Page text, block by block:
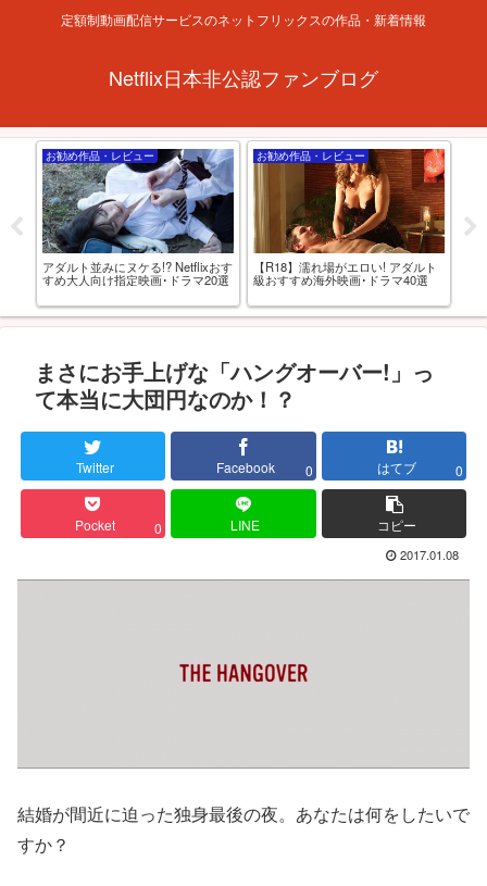
定額制動画配信サービスのネットフリックスの作品・新着情報
Netflix日本非公認ファンブログ
お勧め作品・レビュー
アダルト並みにヌケる!? Netflixおす
すめ大人向け指定映画･ドラマ20選
お勧め作品・レビュー
【R18】濡れ場がエロい! アダルト
級おすすめ海外映画･ドラマ40選
まさにお手上げな「ハングオーバー!」っ
て本当に大団円なのか！？
Twitter Facebook 0 はてブ 0
Pocket 0 LINE コピー
2017.01.08
結婚が間近に迫った独身最後の夜。あなたは何をしたいで
すか？